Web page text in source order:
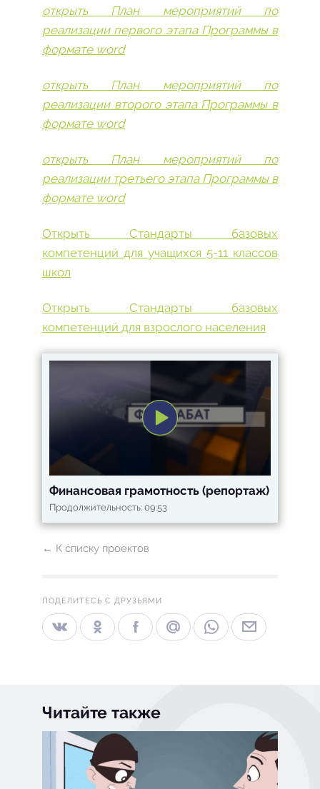
открыть План мероприятий по
реализации первого этапа Программы в
формате word
открыть План мероприятий по
реализации второго этапа Программы в
формате word
открыть План мероприятий по
реализации третьего этапа Программы в
формате word
Открыть Стандарты базовых
компетенций для учащихся 5-11 классов
школ
Открыть Стандарты базовых
компетенций для взрослого населения
Финансовая грамотность (репортаж)
Продолжительность: 09:53
← К списку проектов
ПОДЕЛИТЕСЬ С ДРУЗЬЯМИ
Читайте также